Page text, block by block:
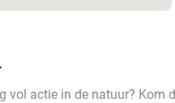
vol actie in de natuur? Kom